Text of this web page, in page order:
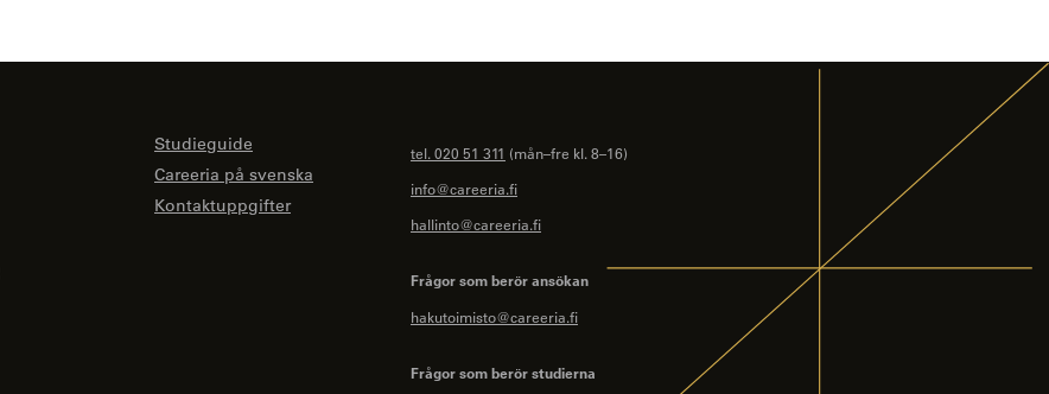
Studieguide
Careeria på svenska
Kontaktuppgifter
tel. 020 51 311 (mån–fre kl. 8–16)
info@careeria.fi
hallinto@careeria.fi
Frågor som berör ansökan
hakutoimisto@careeria.fi
Frågor som berör studierna